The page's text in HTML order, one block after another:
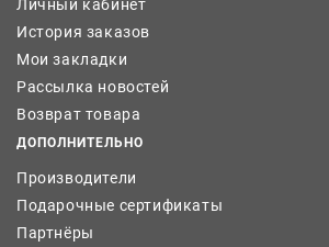
Личный кабинет
История заказов
Мои закладки
Рассылка новостей
Возврат товара
ДОПОЛНИТЕЛЬНО
Производители
Подарочные сертификаты
Партнёры